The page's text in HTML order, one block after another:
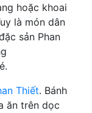
hoặc khoai
là món dân
sản Phan
Thiết. Bánh
ăn trên dọc